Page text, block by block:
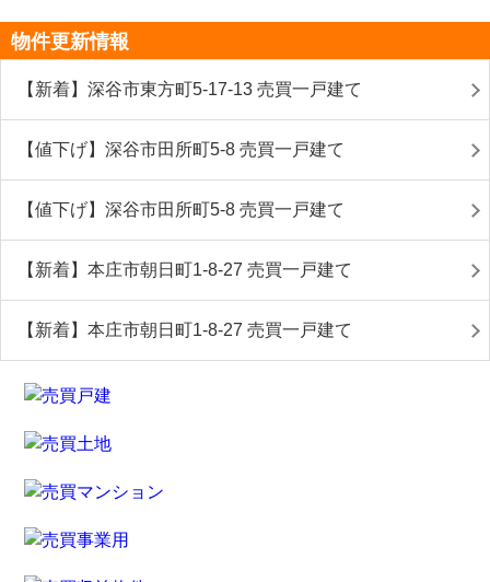
物件更新情報
【新着】深谷市東方町5-17-13 売買一戸建て
【値下げ】深谷市田所町5-8 売買一戸建て
【値下げ】深谷市田所町5-8 売買一戸建て
【新着】本庄市朝日町1-8-27 売買一戸建て
【新着】本庄市朝日町1-8-27 売買一戸建て